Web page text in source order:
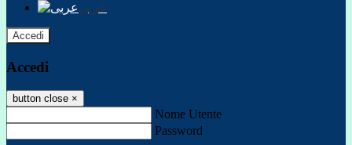
عربى
Accedi
Accedi
button close ×
Nome Utente
Password